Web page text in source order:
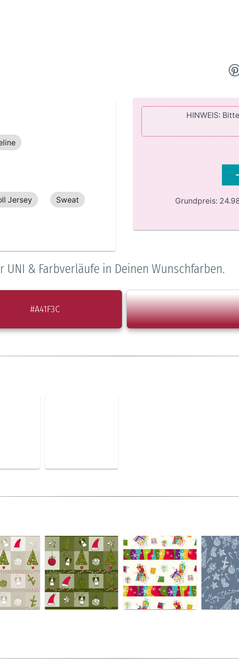
Jersey Sweat
HINWEIS:
Grundpreis:
& Farbverläufe in Deinen Wunschfarben.
#A41F3C